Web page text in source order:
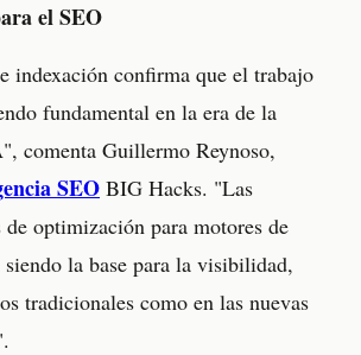
el SEO
indexación confirma que el trabajo
fundamental en la era de la
comenta Guillermo Reynoso,
SEO BIG Hacks. "Las
de optimización para motores de
siendo la base para la visibilidad,
tradicionales como en las nuevas